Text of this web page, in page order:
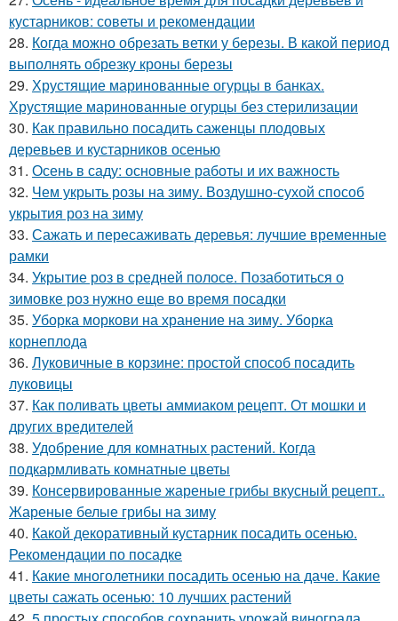
кустарников: советы и рекомендации
28. Когда можно обрезать ветки у березы. В какой период
выполнять обрезку кроны березы
29. Хрустящие маринованные огурцы в банках.
Хрустящие маринованные огурцы без стерилизации
30. Как правильно посадить саженцы плодовых
деревьев и кустарников осенью
31. Осень в саду: основные работы и их важность
32. Чем укрыть розы на зиму. Воздушно-сухой способ
укрытия роз на зиму
33. Сажать и пересаживать деревья: лучшие временные
рамки
34. Укрытие роз в средней полосе. Позаботиться о
зимовке роз нужно еще во время посадки
35. Уборка моркови на хранение на зиму. Уборка
корнеплода
36. Луковичные в корзине: простой способ посадить
луковицы
37. Как поливать цветы аммиаком рецепт. От мошки и
других вредителей
38. Удобрение для комнатных растений. Когда
подкармливать комнатные цветы
39. Консервированные жареные грибы вкусный рецепт..
Жареные белые грибы на зиму
40. Какой декоративный кустарник посадить осенью.
Рекомендации по посадке
41. Какие многолетники посадить осенью на даче. Какие
цветы сажать осенью: 10 лучших растений